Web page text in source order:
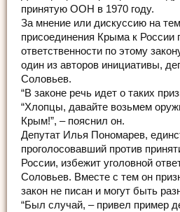
принятую ООН в 1970 году.
За мнение или дискуссию на
присоединения Крыма к России
ответственности по этому
один из авторов инициативы,
Соловьев.
“В законе речь идет о таких
“Хлопцы, давайте возьмем
Крым!”, – пояснил он.
Депутат Илья Пономарев,
проголосовавший против
России, избежит уголовной
Соловьев. Вместе с тем он
закон не писан и могут быть
“Был случай, – привел пример